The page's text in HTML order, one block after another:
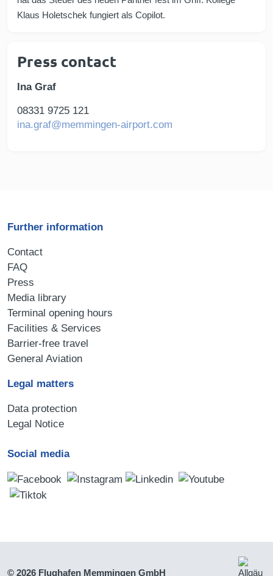
Klaus Holetschek fungiert als Copilot.
Press contact
Ina Graf
08331 9725 121
ina.graf@memmingen-airport.com
Further information
Contact
FAQ
Press
Media library
Terminal opening hours
Facilities & Services
Barrier-free travel
General Aviation
Legal matters
Data protection
Legal Notice
Social media
© 2026 Flughafen Memmingen GmbH